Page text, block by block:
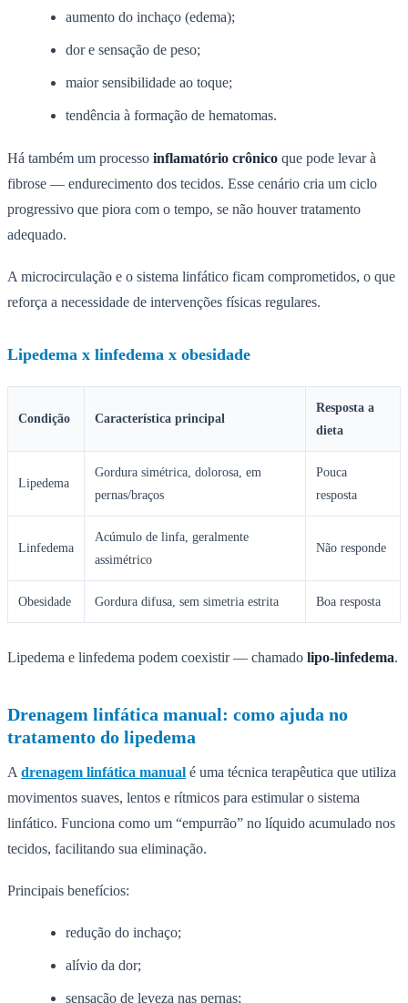
aumento do inchaço (edema);
dor e sensação de peso;
maior sensibilidade ao toque;
tendência à formação de hematomas.
Há também um processo inflamatório crônico que pode levar à
fibrose — endurecimento dos tecidos. Esse cenário cria um ciclo
progressivo que piora com o tempo, se não houver tratamento
adequado.
A microcirculação e o sistema linfático ficam comprometidos, o que
reforça a necessidade de intervenções físicas regulares.
Lipedema x linfedema x obesidade
Condição Característica principal
Resposta a
dieta
Lipedema
Gordura simétrica, dolorosa, em
pernas/braços
Pouca
resposta
Linfedema
Acúmulo de linfa, geralmente
assimétrico
Não responde
Obesidade Gordura difusa, sem simetria estrita Boa resposta
Lipedema e linfedema podem coexistir — chamado lipo-linfedema.
Drenagem linfática manual: como ajuda no
tratamento do lipedema
A drenagem linfática manual é uma técnica terapêutica que utiliza
movimentos suaves, lentos e rítmicos para estimular o sistema
linfático. Funciona como um “empurrão” no líquido acumulado nos
tecidos, facilitando sua eliminação.
Principais benefícios:
redução do inchaço;
alívio da dor;
sensação de leveza nas pernas;